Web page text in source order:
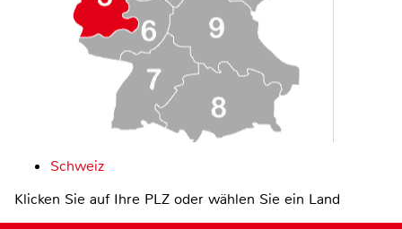
Schweiz
Klicken Sie auf Ihre PLZ oder wählen Sie ein Land